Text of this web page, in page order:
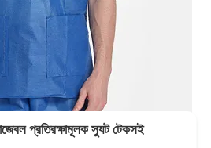
প্রতিরক্ষামূলক স্যুট টেকসই